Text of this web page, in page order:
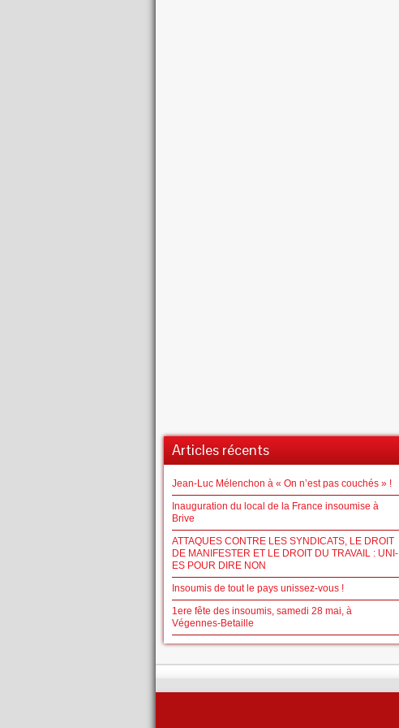
Articles récents
Jean-Luc Mélenchon à « On n’est pas couchés » !
Inauguration du local de la France insoumise à
Brive
ATTAQUES CONTRE LES SYNDICATS, LE DROIT
DE MANIFESTER ET LE DROIT DU TRAVAIL : UNI-
ES POUR DIRE NON
Insoumis de tout le pays unissez-vous !
1ere fête des insoumis, samedi 28 mai, à
Végennes-Betaille